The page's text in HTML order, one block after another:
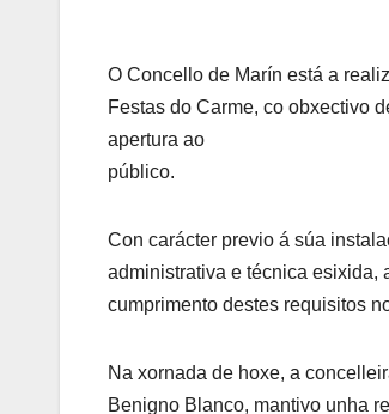
O Concello de Marín está a
Festas do Carme, co obxectivo
apertura ao
público.
Con carácter previo á súa
administrativa e técnica esixida,
cumprimento destes requisitos
Na xornada de hoxe, a
Benigno Blanco, mantivo unha